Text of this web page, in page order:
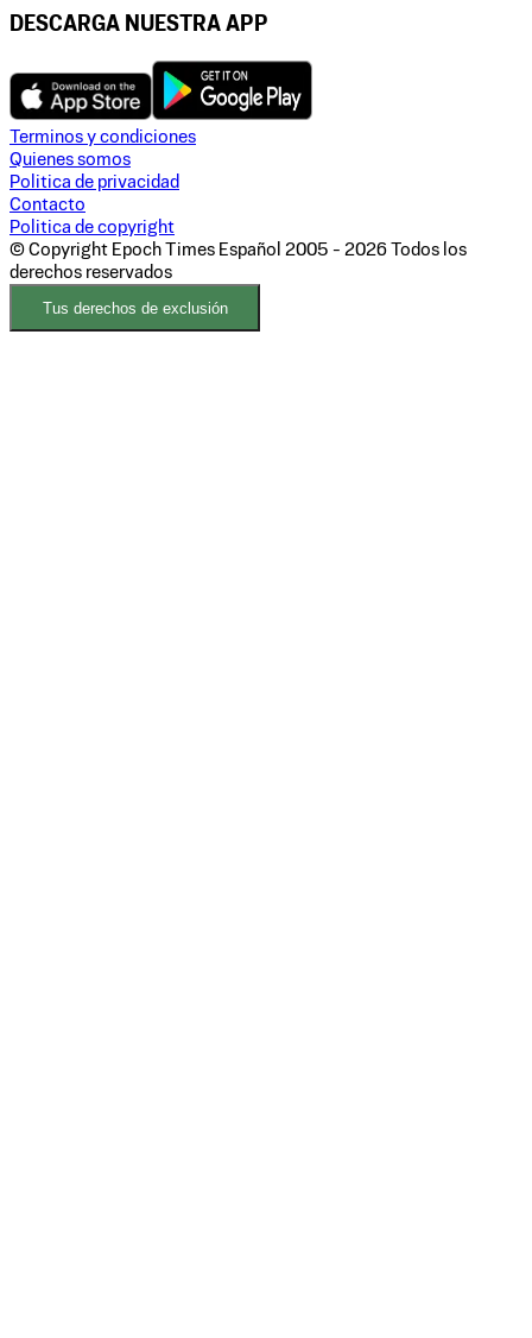
DESCARGA NUESTRA APP
Terminos y condiciones
Quienes somos
Politica de privacidad
Contacto
Politica de copyright
© Copyright Epoch Times Español 2005 - 2026 Todos los
derechos reservados
Tus derechos de exclusión